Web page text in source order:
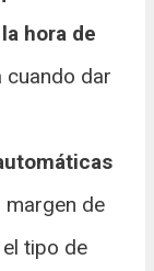
hora de
cuando dar
margen de
tipo de